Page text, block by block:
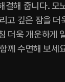
결해 줍니다. 모
고 깊은 잠을 더
더욱 개운하게
께 수면해 보세